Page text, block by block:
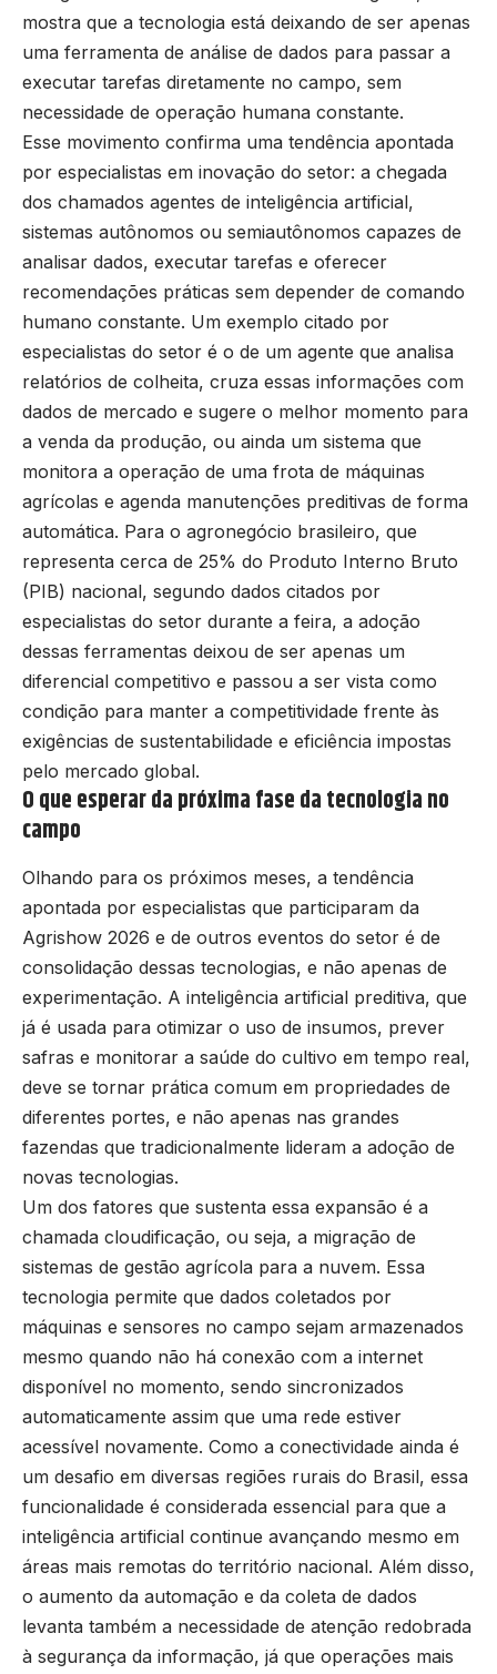
mostra que a tecnologia está deixando de ser apenas
uma ferramenta de análise de dados para passar a
executar tarefas diretamente no campo, sem
necessidade de operação humana constante.
Esse movimento confirma uma tendência apontada
por especialistas em inovação do setor: a chegada
dos chamados agentes de inteligência artificial,
sistemas autônomos ou semiautônomos capazes de
analisar dados, executar tarefas e oferecer
recomendações práticas sem depender de comando
humano constante. Um exemplo citado por
especialistas do setor é o de um agente que analisa
relatórios de colheita, cruza essas informações com
dados de mercado e sugere o melhor momento para
a venda da produção, ou ainda um sistema que
monitora a operação de uma frota de máquinas
agrícolas e agenda manutenções preditivas de forma
automática. Para o agronegócio brasileiro, que
representa cerca de 25% do Produto Interno Bruto
(PIB) nacional, segundo dados citados por
especialistas do setor durante a feira, a adoção
dessas ferramentas deixou de ser apenas um
diferencial competitivo e passou a ser vista como
condição para manter a competitividade frente às
exigências de sustentabilidade e eficiência impostas
pelo mercado global.
O que esperar da próxima fase da tecnologia no
campo
Olhando para os próximos meses, a tendência
apontada por especialistas que participaram da
Agrishow 2026 e de outros eventos do setor é de
consolidação dessas tecnologias, e não apenas de
experimentação. A inteligência artificial preditiva, que
já é usada para otimizar o uso de insumos, prever
safras e monitorar a saúde do cultivo em tempo real,
deve se tornar prática comum em propriedades de
diferentes portes, e não apenas nas grandes
fazendas que tradicionalmente lideram a adoção de
novas tecnologias.
Um dos fatores que sustenta essa expansão é a
chamada cloudificação, ou seja, a migração de
sistemas de gestão agrícola para a nuvem. Essa
tecnologia permite que dados coletados por
máquinas e sensores no campo sejam armazenados
mesmo quando não há conexão com a internet
disponível no momento, sendo sincronizados
automaticamente assim que uma rede estiver
acessível novamente. Como a conectividade ainda é
um desafio em diversas regiões rurais do Brasil, essa
funcionalidade é considerada essencial para que a
inteligência artificial continue avançando mesmo em
áreas mais remotas do território nacional. Além disso,
o aumento da automação e da coleta de dados
levanta também a necessidade de atenção redobrada
à segurança da informação, já que operações mais